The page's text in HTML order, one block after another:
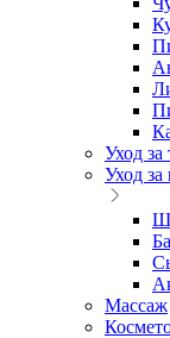
Уход за
Уход за
Массаж